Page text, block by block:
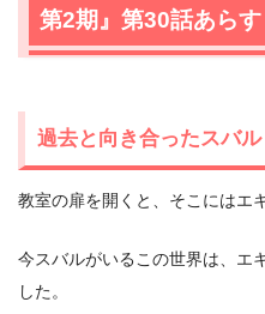
第2期』第30話あら
過去と向き合ったスバル
教室の扉を開くと、そこにはエ
今スバルがいるこの世界は、エ
した。